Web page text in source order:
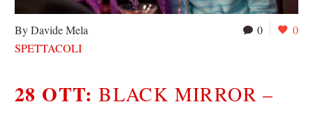
0 0
By Davide Mela
SPETTACOLI
28 OTT:BLACK MIRROR –